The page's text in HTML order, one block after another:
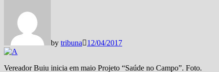
by tribuna 12/04/2017
Vereador Buiu inicia em maio Projeto “Saúde no Campo”. Foto.